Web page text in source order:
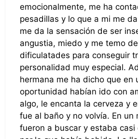
emocionalmente, me ha
pesadillas y lo que a mi me
me da la sensación de ser
angustia, miedo y me temo
dificulatades para conseguir
personalidad muy especial.
hermana me ha dicho que en
oportunidad habían ido con
algo, le encanta la cerveza y
fue al baño y no volvía. En un
fueron a buscar y estaba casi